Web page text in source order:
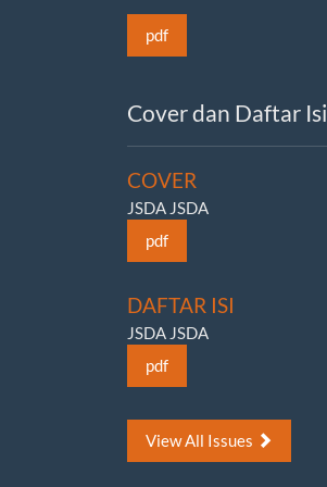
pdf
Cover dan Daftar Isi
COVER
JSDA JSDA
pdf
DAFTAR ISI
JSDA JSDA
pdf
View All Issues